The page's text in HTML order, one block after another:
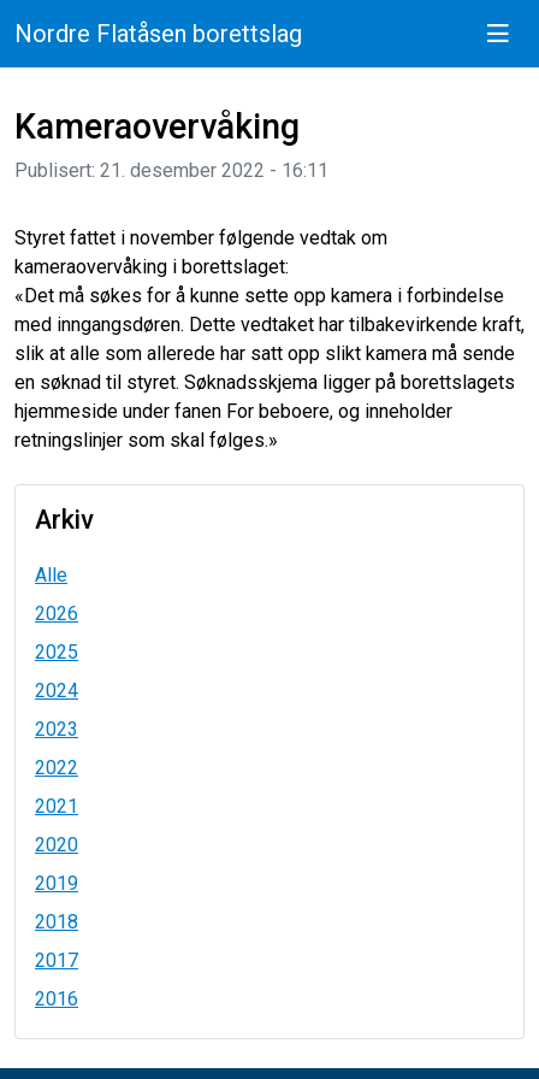
Nordre Flatåsen borettslag
Kameraovervåking
Publisert: 21. desember 2022 - 16:11
Styret fattet i november følgende vedtak om
kameraovervåking i borettslaget:
«Det må søkes for å kunne sette opp kamera i forbindelse
med inngangsdøren. Dette vedtaket har tilbakevirkende kraft,
slik at alle som allerede har satt opp slikt kamera må sende
en søknad til styret. Søknadsskjema ligger på borettslagets
hjemmeside under fanen For beboere, og inneholder
retningslinjer som skal følges.»
Arkiv
Alle
2026
2025
2024
2023
2022
2021
2020
2019
2018
2017
2016